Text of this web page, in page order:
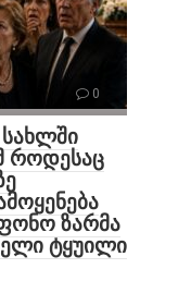
0
როდესაც
ზარმა
ტყუილი